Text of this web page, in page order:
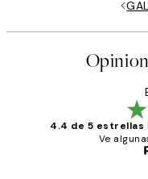
4.4 de 5 estrellas
Ve